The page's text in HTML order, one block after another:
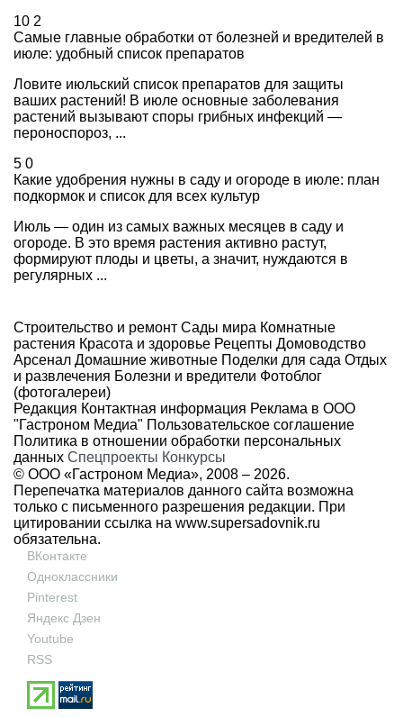
10 2
Самые главные обработки от болезней и вредителей в
июле: удобный список препаратов
Ловите июльский список препаратов для защиты
ваших растений! В июле основные заболевания
растений вызывают споры грибных инфекций —
пероноспороз, ...
5 0
Какие удобрения нужны в саду и огороде в июле: план
подкормок и список для всех культур
Июль — один из самых важных месяцев в саду и
огороде. В это время растения активно растут,
формируют плоды и цветы, а значит, нуждаются в
регулярных ...
Строительство и ремонт Сады мира Комнатные
растения Красота и здоровье Рецепты Домоводство
Арсенал Домашние животные Поделки для сада Отдых
и развлечения Болезни и вредители Фотоблог
(фотогалереи)
Редакция Контактная информация Реклама в ООО
"Гастроном Медиа" Пользовательское соглашение
Политика в отношении обработки персональных
данных Спецпроекты Конкурсы
© ООО «Гастроном Медиа», 2008 – 2026.
Перепечатка материалов данного сайта возможна
только с письменного разрешения редакции. При
цитировании ссылка на www.supersadovnik.ru
обязательна.
ВКонтакте
Одноклассники
Pinterest
Яндекс Дзен
Youtube
RSS